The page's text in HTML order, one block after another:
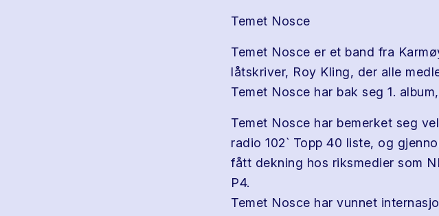
Temet Nosce
Temet Nosce er et band fra
låtskriver, Roy Kling, der alle
Temet Nosce har bak seg 1.
Temet Nosce har bemerket seg
radio 102` Topp 40 liste, og
fått dekning hos riksmedier som
P4.
Temet Nosce har vunnet